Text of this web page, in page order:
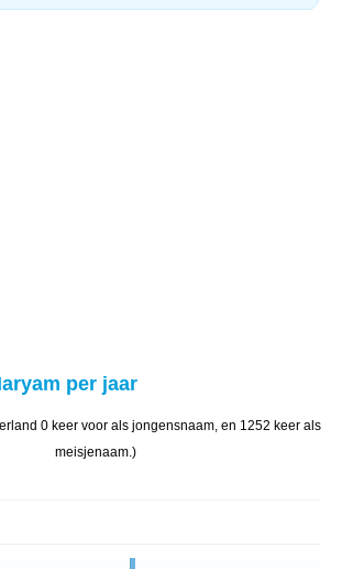
per jaar
0 keer voor als jongensnaam, en 1252 keer als
meisjenaam.)